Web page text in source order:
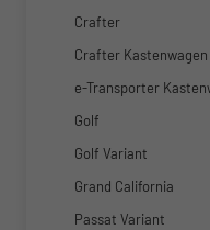
Crafter
Crafter Kastenwagen
e-Transporter
Golf
Golf Variant
Grand California
Passat Variant